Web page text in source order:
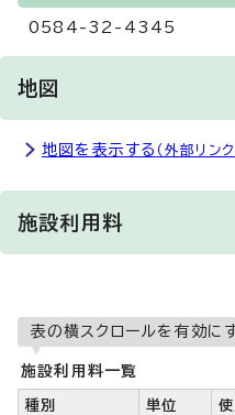
0584-32-4345
地図
地図を表示する （外部リンク
施設利用料
表の横スクロールを有効に
施設利用料一覧
種別 単位